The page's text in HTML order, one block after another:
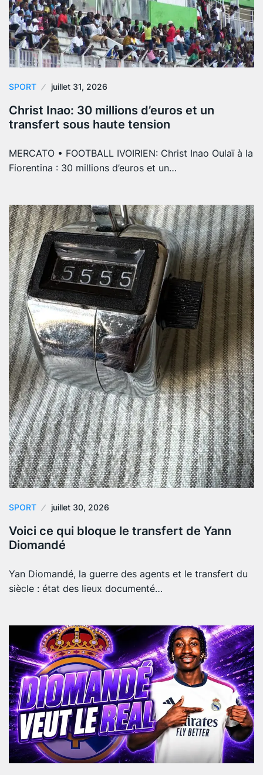
SPORT juillet 31, 2026
Christ Inao: 30 millions d’euros et un
transfert sous haute tension
MERCATO • FOOTBALL IVOIRIEN: Christ Inao Oulaï à la
Fiorentina : 30 millions d’euros et un…
SPORT juillet 30, 2026
Voici ce qui bloque le transfert de Yann
Diomandé
Yan Diomandé, la guerre des agents et le transfert du
siècle : état des lieux documenté…